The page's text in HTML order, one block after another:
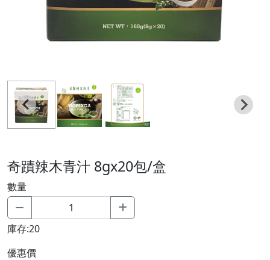
奇蹟辣木青汁 8gx20包/盒
數量
庫存:20
優惠價